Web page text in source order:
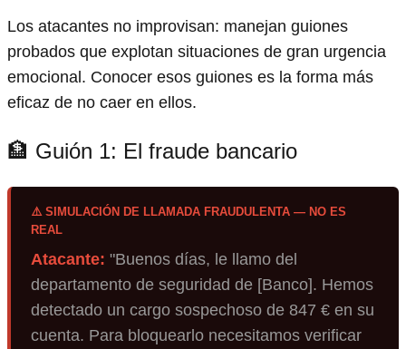
Los atacantes no improvisan: manejan guiones
probados que explotan situaciones de gran urgencia
emocional. Conocer esos guiones es la forma más
eficaz de no caer en ellos.
🏦 Guión 1: El fraude bancario
⚠️ SIMULACIÓN DE LLAMADA FRAUDULENTA — NO ES
REAL
Atacante: "Buenos días, le llamo del
departamento de seguridad de [Banco]. Hemos
detectado un cargo sospechoso de 847 € en su
cuenta. Para bloquearlo necesitamos verificar